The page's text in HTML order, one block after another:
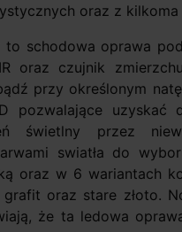
oraz z kilkoma
to schodowa oprawa
oraz czujnik
przy określonym
pozwalające uzyskać
świetlny przez
swiatła do
oraz w 6 wariantach
grafit oraz stare złoto.
że ta ledowa